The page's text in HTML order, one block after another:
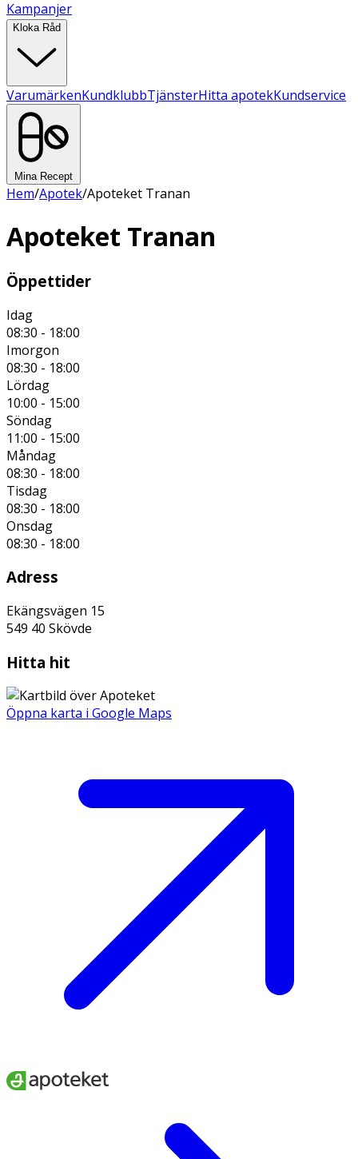
Kampanjer
Kloka Råd
VarumärkenKundklubbTjänsterHitta apotekKundservice
Mina Recept
Hem/Apotek/Apoteket Tranan
Apoteket Tranan
Öppettider
Idag
08:30 - 18:00
Imorgon
08:30 - 18:00
Lördag
10:00 - 15:00
Söndag
11:00 - 15:00
Måndag
08:30 - 18:00
Tisdag
08:30 - 18:00
Onsdag
08:30 - 18:00
Adress
Ekängsvägen 15
549 40 Skövde
Hitta hit
Öppna karta i Google Maps